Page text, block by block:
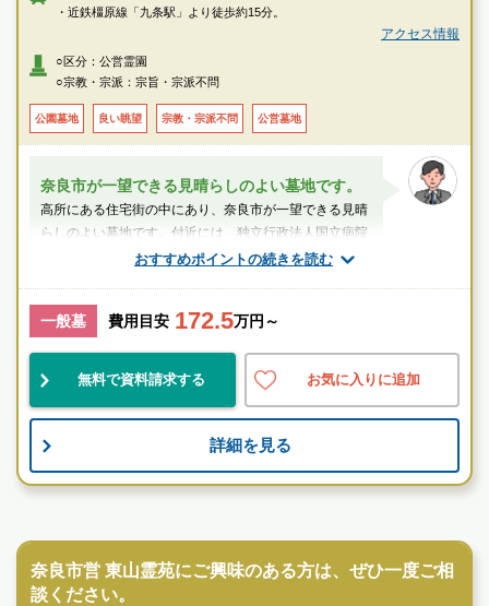
・近鉄橿原線「九条駅」より徒歩約15分。
アクセス情報
○区分：公営霊園
○宗教・宗派：宗旨・宗派不問
公園墓地 良い眺望 宗教・宗派不問 公営墓地
おすすめポイントの続きを読む
奈良市が一望できる見晴らしのよい墓地です。
高所にある住宅街の中にあり、奈良市が一望できる見晴
らしのよい墓地です。付近には、独立行政法人国立病院
機構奈良医療センターがあります。近鉄橿...
スタッフのメッセージ
公営 景観良 宗教不問
お墓のことなら何でもご相談ください
現地を見学して実際の雰囲気をお確かめください
す
一般墓 費用目安 172.5万円～
無料で資料請求する お気に入りに追加
詳細を見る
奈良市営 東山霊苑にご興味のある方は、ぜひ一度ご相
談ください。